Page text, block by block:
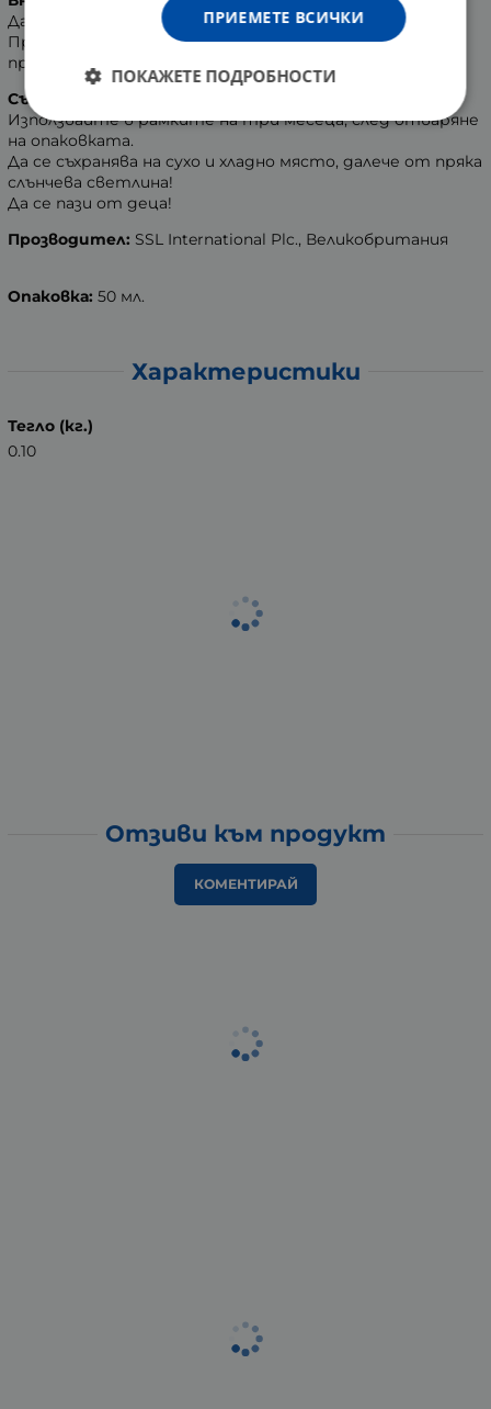
Да се избягва контакт с очите!
При поява на дразнене или дискомфорт, да се
прекрати употребата на този продукт!
Съхранение:
Използвайте в рамките на три месеца, след отваряне
на опаковката.
Да се съхранява на сухо и хладно място, далече от пряка
слънчева светлина!
Да се пази от деца!
Прозводител: SSL International Plc., Великобритания
Опаковка: 50 мл.
Характеристики
Тегло (кг.)
0.10
Отзиви към продукт
КОМЕНТИРАЙ
ПРИЕМЕТЕ ВСИЧКИ
ПОКАЖЕТЕ ПОДРОБНОСТИ